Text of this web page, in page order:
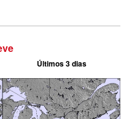
Últimos 3 dias